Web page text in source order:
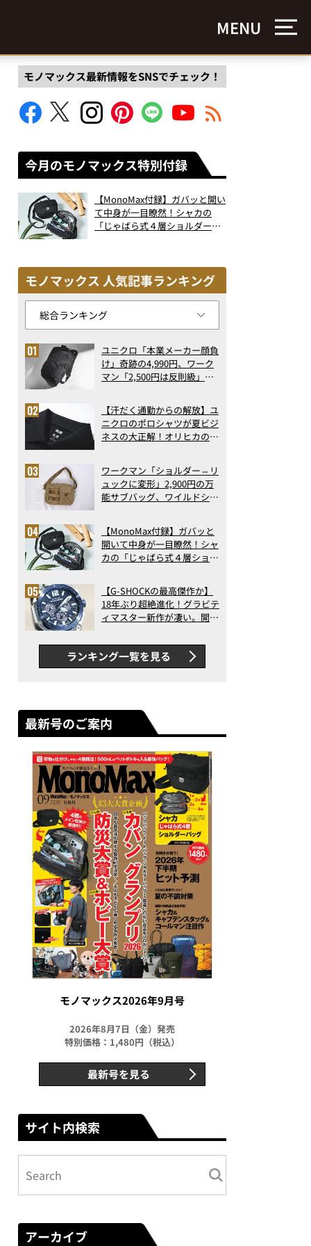
MENU
モノマックス最新情報をSNSでチェック！
今月のモノマックス特別付録
【MonoMax付録】ガバッと開い
て中身が一目瞭然！シャカの
「じゃばら式４層ショルダーバ
モノマックス 人気記事ランキング
ユニクロ「本業メーカー顔負
け」奇跡の4,990円、ワーク
マン「2,500円は反則級」凄
ト3】（2026年6月版）
【汗だく通勤からの解放】ユ
ニクロのポロシャツが夏ビジ
ネスの大正解！オリヒカの透
アの実力
ワークマン「ショルダー⇔リ
ュックに変形」2,900円の万
能サブバッグ、ワイルドシン
記事ランキングベスト3】
（2026年6月版）
【MonoMax付録】ガバッと
開いて中身が一目瞭然！シャ
カの「じゃばら式４層ショル
った！
【G-SHOCKの最高傑作か】
18年ぶり超絶進化！グラビテ
ィマスター新作が凄い。開発
新ムーブメントの衝撃
ランキング一覧を見る
最新号のご案内
モノマックス2026年9月号
2026年8月7日（金）発売
特別価格：1,480円（税込）
最新号を見る
サイト内検索
アーカイブ